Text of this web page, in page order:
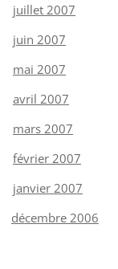
juillet 2007
juin 2007
mai 2007
avril 2007
mars 2007
février 2007
janvier 2007
décembre 2006